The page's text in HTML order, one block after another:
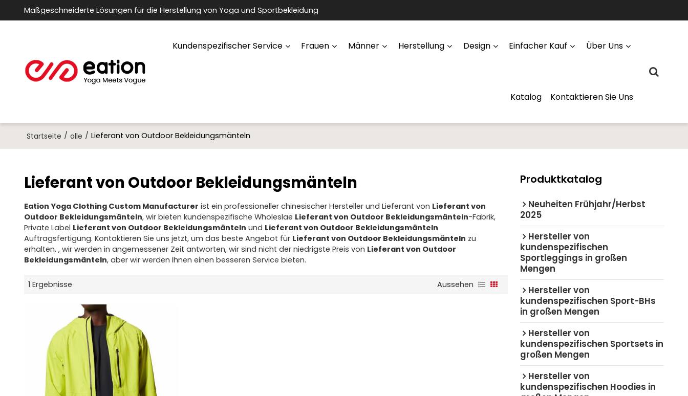
Maßgeschneiderte Lösungen für die Herstellung von Yoga und Sportbekleidung
Kundenspezifischer Service Frauen Männer Herstellung Design Einfacher Kauf Über Uns
Katalog Kontaktieren Sie Uns
Startseite / alle / Lieferant von Outdoor Bekleidungsmänteln
Lieferant von Outdoor Bekleidungsmänteln
Eation Yoga Clothing Custom Manufacturer ist ein professioneller chinesischer Hersteller und Lieferant von Lieferant von
Outdoor Bekleidungsmänteln, wir bieten kundenspezifische Wholeslae Lieferant von Outdoor Bekleidungsmänteln-Fabrik,
Private Label Lieferant von Outdoor Bekleidungsmänteln und Lieferant von Outdoor Bekleidungsmänteln
Auftragsfertigung. Kontaktieren Sie uns jetzt, um das beste Angebot für Lieferant von Outdoor Bekleidungsmänteln zu
erhalten. , wir werden in angemessener Zeit antworten, wir sind nicht der niedrigste Preis von Lieferant von Outdoor
Bekleidungsmänteln, aber wir werden Ihnen einen besseren Service bieten.
1 Ergebnisse Aussehen
Produktkatalog
Neuheiten Frühjahr/Herbst
2025
Hersteller von
kundenspezifischen
Sportleggings in großen
Mengen
Hersteller von
kundenspezifischen Sport-BHs
in großen Mengen
Hersteller von
kundenspezifischen Sportsets in
großen Mengen
Hersteller von
kundenspezifischen Hoodies in